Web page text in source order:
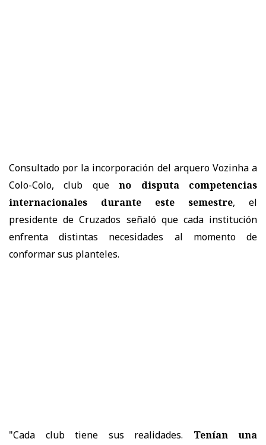
Consultado por la incorporación del arquero Vozinha a
Colo-Colo, club queno disputa competencias
internacionales durante este semestre, el
presidente de Cruzados señaló que cada institución
enfrenta distintas necesidades al momento de
conformar sus planteles.
"Cada club tiene sus realidades. Tenían una